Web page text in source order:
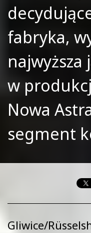
fabryka,
najwyższa
w
Nowa
segment
Gliwice/